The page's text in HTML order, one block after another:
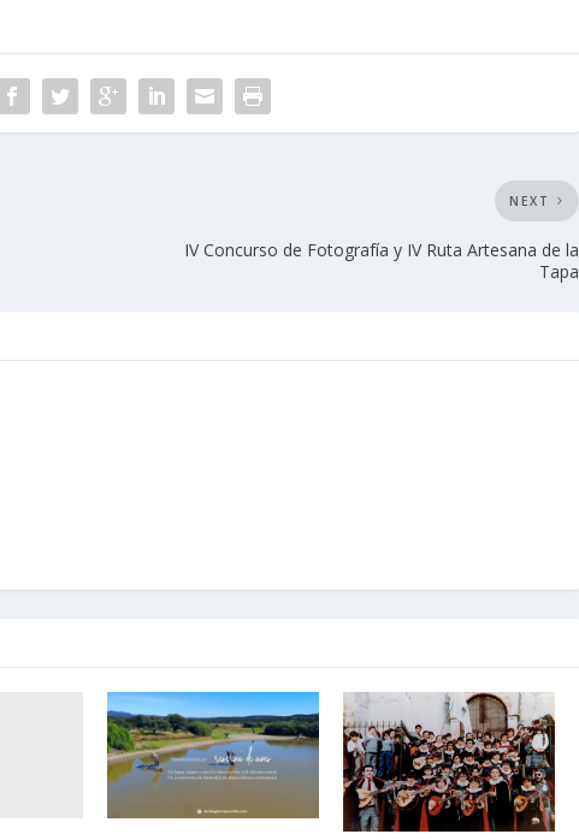
NEXT
IV Concurso de Fotografía y IV Ruta Artesana de la
Tapa